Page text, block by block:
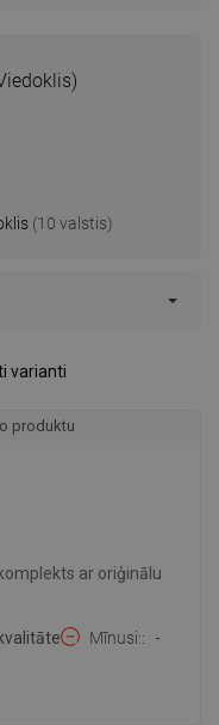
(10 valstis)
varianti
produktu
ar oriģinālu
Mīnusi: -